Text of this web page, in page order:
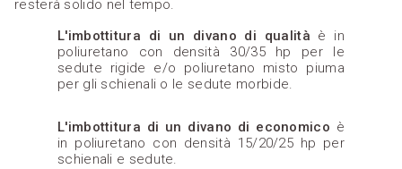
resterà solido nel tempo.
L'imbottitura di un divano di qualità è in
poliuretano con densità 30/35 hp per le
sedute rigide e/o poliuretano misto piuma
per gli schienali o le sedute morbide.
L'imbottitura di un divano di economico è
in poliuretano con densità 15/20/25 hp per
schienali e sedute.